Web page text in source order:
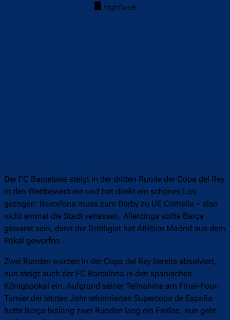
Der FC Barcelona steigt in der dritten Runde der Copa del Rey
in den Wettbewerb ein und hat direkt ein schönes Los
gezogen: Barcelona muss zum Derby zu UE Cornella – also
nicht einmal die Stadt verlassen. Allerdings sollte Barça
gewarnt sein, denn der Drittligist hat Atlético Madrid aus dem
Pokal geworfen.
Zwei Runden wurden in der Copa del Rey bereits absolviert,
nun steigt auch der FC Barcelona in den spanischen
Königspokal ein. Aufgrund seiner Teilnahme am Final-Four-
Turnier der letztes Jahr reformierten Supercopa de España
hatte Barça bislang zwei Runden lang ein Freilos, nun geht